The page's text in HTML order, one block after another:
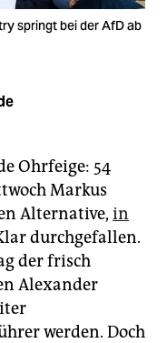
springt bei der AfD ab
Ohrfeige: 54
Markus
Alternative, in
durchgefallen.
der frisch
Alexander
werden. Doch